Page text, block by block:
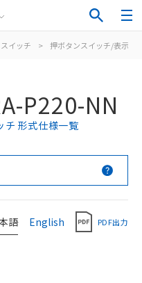
スイッチ > 押ボタンスイッチ/表示灯
P220-NN
チ 形式仕様一覧
語 English PDF出力